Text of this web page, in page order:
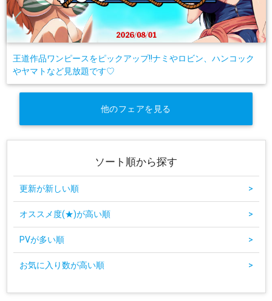
王道作品ワンピースをピックアップ!!ナミやロビン、ハンコック
やヤマトなど見放題です♡
他のフェアを見る
ソート順から探す
更新が新しい順 >
オススメ度(★)が高い順 >
PVが多い順 >
お気に入り数が高い順 >